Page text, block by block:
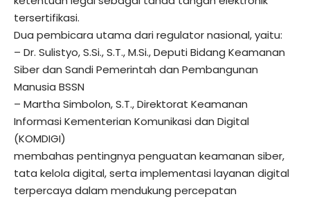
tersertifikasi.
Dua pembicara utama dari regulator nasional, yaitu:
– Dr. Sulistyo, S.Si., S.T., M.Si., Deputi Bidang Keamanan
Siber dan Sandi Pemerintah dan Pembangunan
Manusia BSSN
– Martha Simbolon, S.T., Direktorat Keamanan
Informasi Kementerian Komunikasi dan Digital
(KOMDIGI)
membahas pentingnya penguatan keamanan siber,
tata kelola digital, serta implementasi layanan digital
terpercaya dalam mendukung percepatan